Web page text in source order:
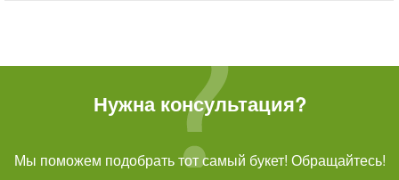
Нужна консультация?
Мы поможем подобрать тот самый букет! Обращайтесь!